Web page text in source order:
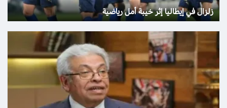
زلزال في إيطاليا إثر خيبة أمل رياضية